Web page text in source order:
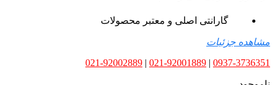
گارانتی اصلی و معتبر محصولات
مشاهده جزئیات
0937-3736351
|
021-92001889
|
021-92002889